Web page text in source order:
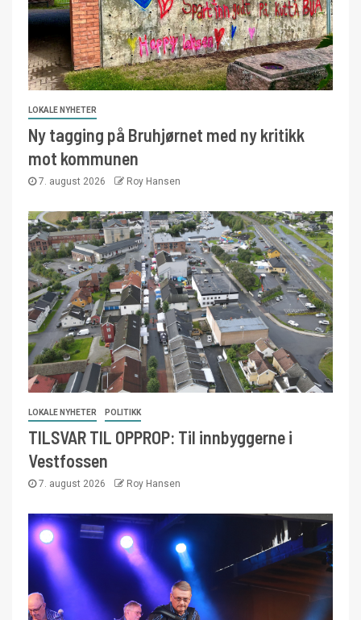
LOKALE NYHETER
Ny tagging på Bruhjørnet med ny kritikk
mot kommunen
7. august 2026 Roy Hansen
LOKALE NYHETER POLITIKK
TILSVAR TIL OPPROP: Til innbyggerne i
Vestfossen
7. august 2026 Roy Hansen